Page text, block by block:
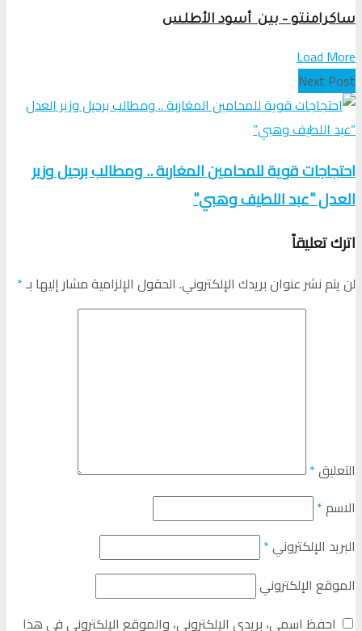
ساكرامنتو – بين أسود الأطلس
Load More
Next Post
احتجاجات قوية للمحامين المغاربة .. ومطالب برحيل وزير
العدل "عبد اللطيف وهبي"
اترك تعليقاً
لن يتم نشر عنوان بريدك الإلكتروني. الحقول الإلزامية مشار إليها بـ*
التعليق*
الاسم*
البريد الإلكتروني*
الموقع الإلكتروني
احفظ اسمي، بريدي الإلكتروني، والموقع الإلكتروني في هذا